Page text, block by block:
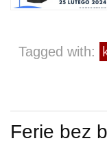
Tagged with:
Ferie bez